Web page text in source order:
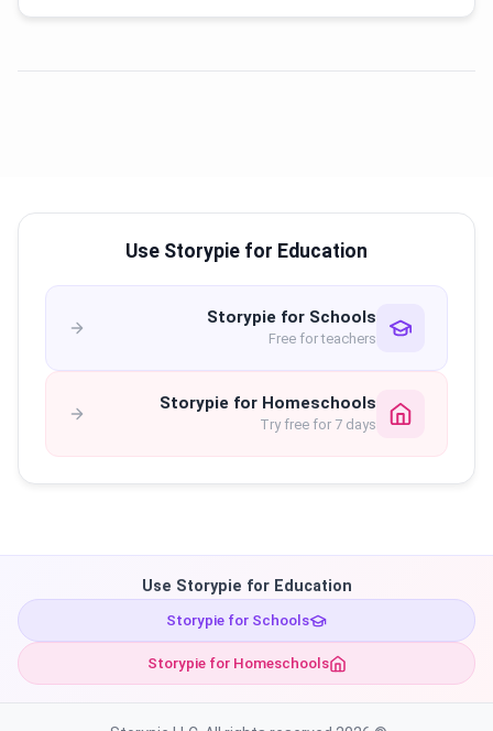
Use Storypie for Education
Storypie for Schools
Free for teachers
Storypie for Homeschools
Try free for 7 days
Use Storypie for Education
Storypie for Schools
Storypie for Homeschools